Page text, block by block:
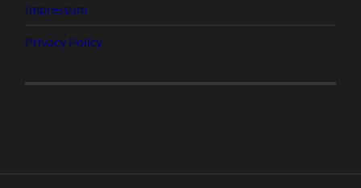
Impressum
Privacy Policy